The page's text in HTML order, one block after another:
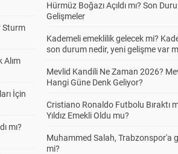
Sturm
Alım
İçin
mı?
Hürmüz Boğazı Açıldı mı? Son
Gelişmeler
Kademeli emeklilik gelecek mi?
son durum nedir, yeni gelişme var
Mevlid Kandili Ne Zaman 2026?
Hangi Güne Denk Geliyor?
Cristiano Ronaldo Futbolu Bıraktı
Yıldız Emekli Oldu mu?
Muhammed Salah, Trabzonspor'a
mi?